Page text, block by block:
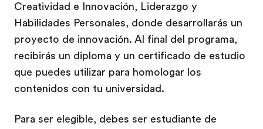
Creatividad e Innovación, Liderazgo y
Habilidades Personales, donde desarrollarás un
proyecto de innovación. Al final del programa,
recibirás un diploma y un certificado de estudio
que puedes utilizar para homologar los
contenidos con tu universidad.
Para ser elegible, debes ser estudiante de